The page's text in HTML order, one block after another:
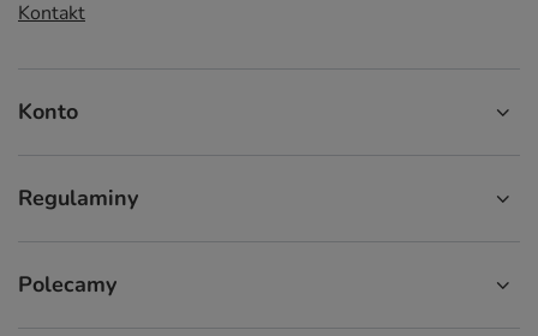
Kontakt
Konto
Regulaminy
Polecamy